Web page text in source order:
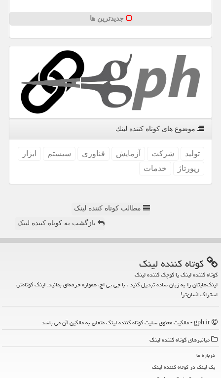
جدیدترین ها
موضوع های كوتاه كننده لینك
تولید شركت آزمایش فناوری سیستم
ابزار
رپورتاژ
خدمات
مطالب کوتاه کننده لینک
بازگشت به کوتاه کننده لینک
كوتاه كننده لینك
کوتاه کننده لینک یا کوچک کننده لینک
لینک‌هایتان را به زبان ساده تبدیل کنید ، با جی پی اچ، همواره حرفه‌ای بمانید. لینک کوتاه‌تر،
اشتراک آسان‌تر!
میانبرهای كوتاه كننده لینك
درباره ما
بک لینک در كوتاه كننده لینك